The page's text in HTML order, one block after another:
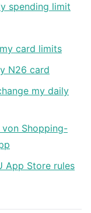
spending limit
card limits
N26 card
my daily
Shopping-
App Store rules